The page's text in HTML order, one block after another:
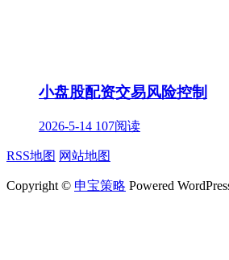
小盘股配资交易风险控制
2026-5-14 107阅读
RSS地图 网站地图
Copyright © 申宝策略 Powered